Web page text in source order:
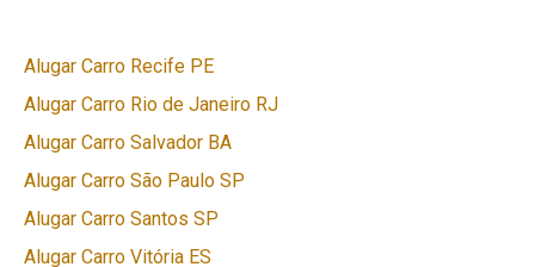
Alugar Carro Recife PE
Alugar Carro Rio de Janeiro RJ
Alugar Carro Salvador BA
Alugar Carro São Paulo SP
Alugar Carro Santos SP
Alugar Carro Vitória ES